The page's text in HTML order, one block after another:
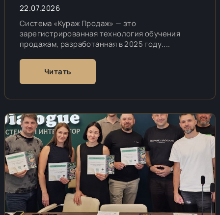
22.07.2026
Система «Кураж Продаж» — это
зарегистрированная технология обучения
продажам, разработанная в 2025 году....
Читать